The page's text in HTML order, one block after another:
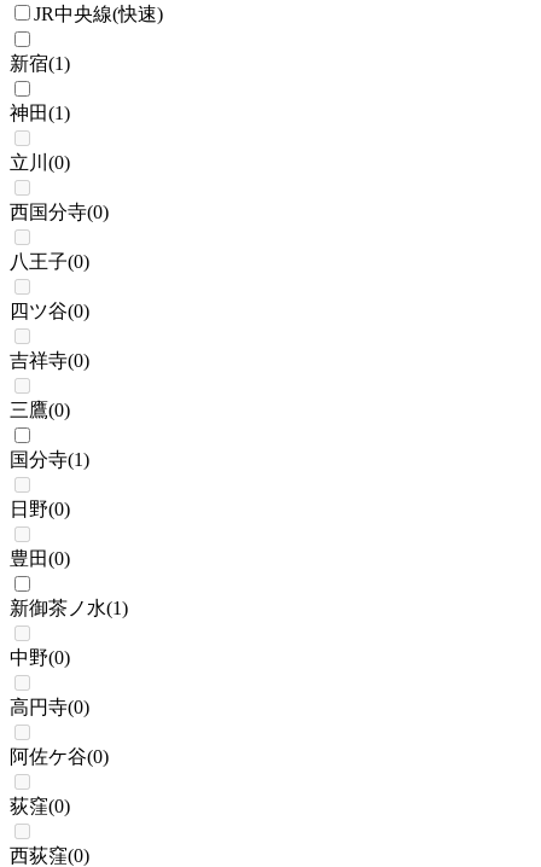
JR中央線(快速)
新宿(1)
神田(1)
立川 (0)
西国分寺(0)
八王子(0)
四ツ谷(0)
吉祥寺(0)
三鷹(0)
国分寺(1)
日野(0)
豊田(0)
新御茶ノ水(1)
中野(0)
高円寺(0)
阿佐ケ谷(0)
荻窪(0)
西荻窪(0)